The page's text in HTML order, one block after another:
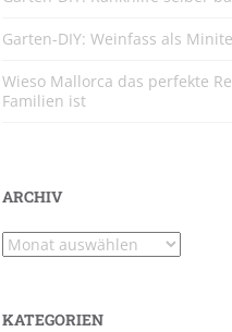
Garten-DIY: Weinfass als
Wieso Mallorca das perfekte
Familien ist
ARCHIV
Archiv
KATEGORIEN